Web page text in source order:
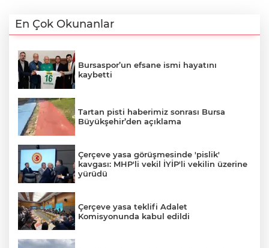
En Çok Okunanlar
Bursaspor’un efsane ismi hayatını
kaybetti
Tartan pisti haberimiz sonrası Bursa
Büyükşehir’den açıklama
Çerçeve yasa görüşmesinde 'pislik'
kavgası: MHP'li vekil İYİP'li vekilin üzerine
yürüdü
Çerçeve yasa teklifi Adalet
Komisyonunda kabul edildi